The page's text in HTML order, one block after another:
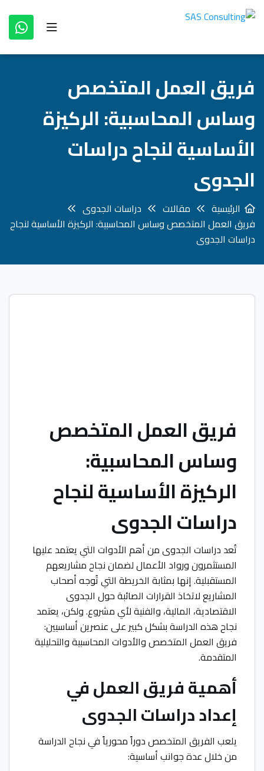
فريق العمل المتخصص
وساس المحاسبية: الركيزة
الأساسية لنجاح دراسات
الجدوى
الرئيسية مقالات
دراسات الجدوى
فريق العمل المتخصص وساس المحاسبية: الركيزة الأساسية لنجاح
دراسات الجدوى
فريق العمل المتخصص
وساس المحاسبية:
الركيزة الأساسية لنجاح
دراسات الجدوى
تُعد دراسات الجدوى من أهم الأدوات التي يعتمد عليها
المستثمرون ورواد الأعمال لضمان نجاح مشاريعهم
المستقبلية. إنها بمثابة الخريطة التي تُوجه أصحاب
المشاريع لاتخاذ القرارات الصائبة حول الجدوى
الاقتصادية، المالية، والفنية لأي مشروع. ولكن، يعتمد
نجاح هذه الدراسة بشكل كبير على عنصرين أساسيين:
فريق العمل المتخصص والأدوات المحاسبية والتحليلية
المتقدمة.
أهمية فريق العمل في
إعداد دراسات الجدوى
يلعب الفريق المتخصص دوراً محورياً في نجاح الدراسة
من خلال عدة جوانب أساسية: